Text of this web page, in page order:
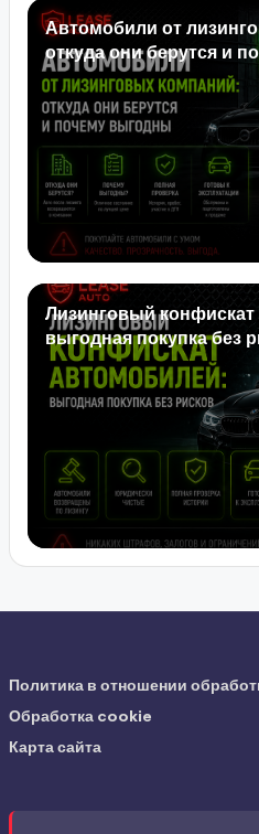
Автомобили от
откуда они берутся и
Лизинговый
выгодная покупка без
Политика в отношении
Обработка cookie
Карта сайта